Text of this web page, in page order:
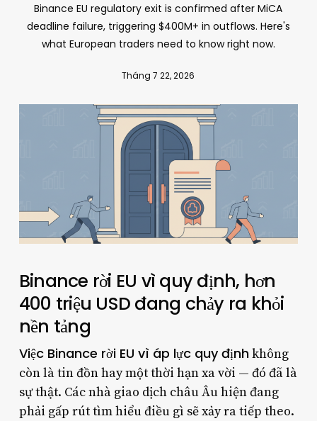
Binance EU regulatory exit is confirmed after MiCA
deadline failure, triggering $400M+ in outflows. Here's
what European traders need to know right now.
Tháng 7 22, 2026
Binance rời EU vì quy định, hơn
400 triệu USD đang chảy ra khỏi
nền tảng
Việc Binance rời EU vì áp lực quy địnhkhông
còn là tin đồn hay một thời hạn xa vời — đó đã là
sự thật. Các nhà giao dịch châu Âu hiện đang
phải gấp rút tìm hiểu điều gì sẽ xảy ra tiếp theo.